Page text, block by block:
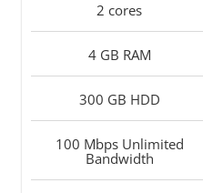
2 cores
4 GB RAM
300 GB HDD
100 Mbps Unlimited
Bandwidth